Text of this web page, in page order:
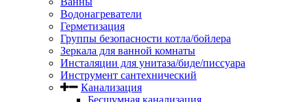
Водонагреватели
Герметизация
Группы безопасности котла/бойлера
Зеркала для ванной комнаты
Инсталяции для унитаза/биде/писсуара
Инструмент сантехнический
Канализация
Бесшумная канализация